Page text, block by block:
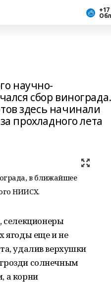
+17
научно-
сбор винограда.
здесь начинали
прохладного лета
в ближайшее
НИИСХ.
ягоды еще и не
удалив верхушки
солнечным
а корни